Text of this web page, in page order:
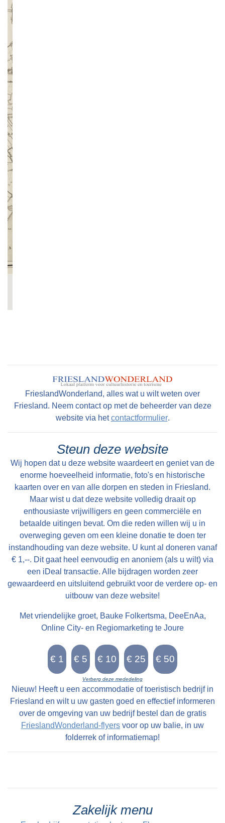
FrieslandWonderland, alles wat u wilt weten over
Friesland. Neem contact op met de beheerder van deze
website via hetcontactformulier.
Steun deze website
Wij hopen dat u deze website waardeert en geniet van de
enorme hoeveelheid informatie, foto's en historische
kaarten over en van alle dorpen en steden in Friesland.
Maar wist u dat deze website volledig draait op
enthousiaste vrijwilligers en geen commerciële en
betaalde uitingen bevat. Om die reden willen wij u in
overweging geven om een kleine donatie te doen ter
instandhouding van deze website. U kunt al doneren vanaf
€ 1,--. Dit gaat heel eenvoudig en anoniem (als u wilt) via
een iDeal transactie. Alle bijdragen worden zeer
gewaardeerd en uitsluitend gebruikt voor de verdere op- en
uitbouw van deze website!
Met vriendelijke groet, Bauke Folkertsma, DeeEnAa,
Online City- en Regiomarketing te Joure
Verberg deze mededeling
Nieuw! Heeft u een accommodatie of toeristisch bedrijf in
Friesland en wilt u uw gasten goed en effectief informeren
over de omgeving van uw bedrijf bestel dan de gratis
FrieslandWonderland-flyers voor op uw balie, in uw
folderrek of informatiemap!
Zakelijk menu